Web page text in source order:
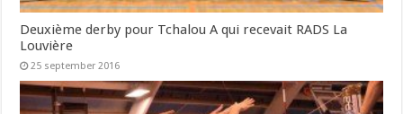
Deuxième derby pour Tchalou A qui recevait RADS La
Louvière
25 september 2016